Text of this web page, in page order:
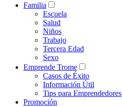
Familia
Escuela
Salud
Niños
Trabajo
Tercera Edad
Sexo
Emprende Trome
Casos de Éxito
Información Útil
Tips para Emprendedores
Promoción